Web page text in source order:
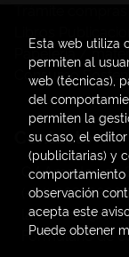
Papelería /
Consumo
Contacto
C/ Amadeo de
(+34)
Formulario de
Esta web utiliza
permiten al
web (técnicas),
del
permiten la
su caso, el
(publicitarias) y
comportamiento
observación
acepta este
Puede obtener